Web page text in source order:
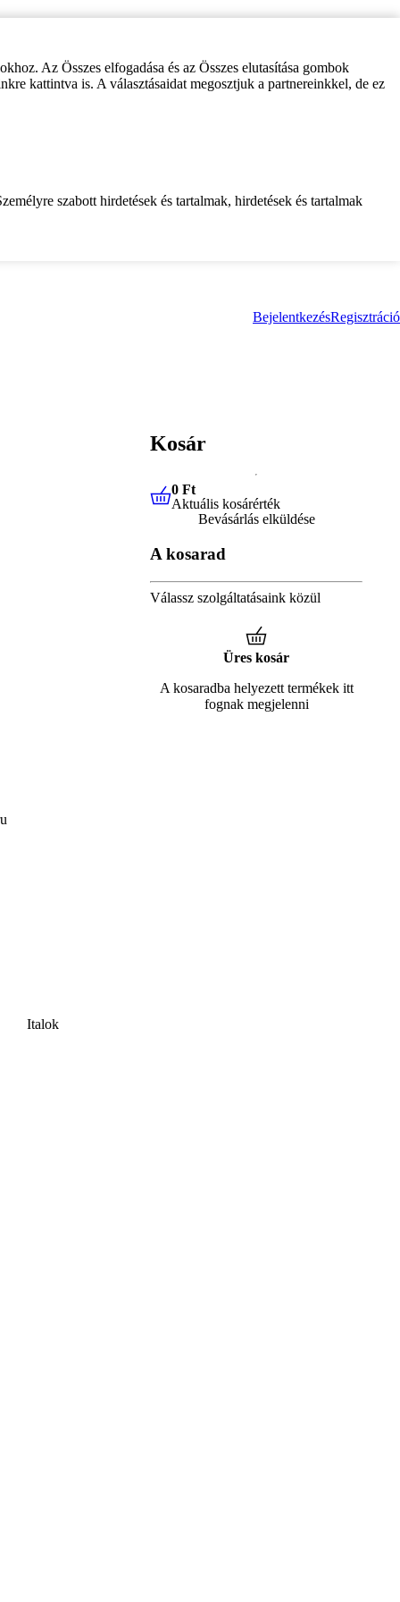
Az Összes elfogadása és az Összes elutasítása gombok
kattintva is. A választásaidat megosztjuk a partnereinkkel, de ez
szabott hirdetések és tartalmak, hirdetések és tartalmak
BejelentkezésRegisztráció
Italok
Kosár
0 FtAktuális kosárérték
0 Ft
Aktuális kosárérték
Bevásárlás elküldése
A kosarad
Válassz szolgáltatásaink közül
Üres kosár
A kosaradba helyezett termékek itt
fognak megjelenni